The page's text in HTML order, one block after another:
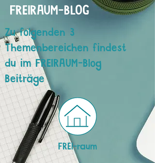
FREIRAUM-BLOG
Zu folgenden 3
Themenbereichen findest
du im FREIRAUM-Blog
Beiträge
FREI-raum